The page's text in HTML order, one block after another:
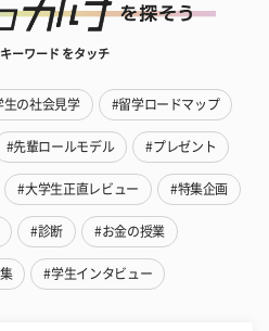
ーワード をタッチ
生の社会見学 #留学ロードマップ
#先輩ロールモデル #プレゼント
#大学生正直レビュー #特集企画
#診断 #お金の授業
#学生インタビュー